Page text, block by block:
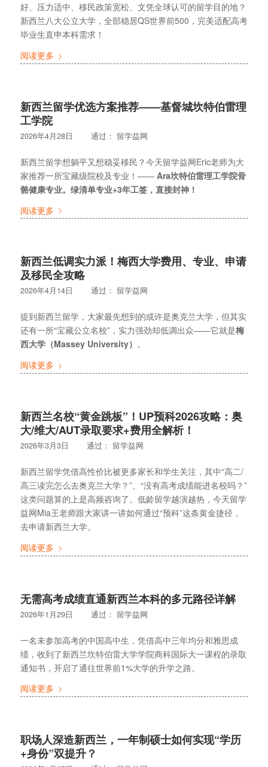
好、压力适中、移民政策宽松、文凭全球认可的留学目的地？
新西兰八大公立大学，全部稳居QS世界前500，完美适配高考
毕业生直申本科需求！
阅读更多
新西兰留学优选方案推荐——基督城坎特伯雷理
工学院
2026年4月28日 通过： 留学益网
新西兰留学想躺平又想稳妥移民？今天留学益网Eric老师为大
家推荐一所宝藏级院校及专业！——Ara坎特伯雷理工学院骨
骼健康专业。绿清单专业+3年工签，直接封神！
阅读更多
新西兰低调实力派！梅西大学费用、专业、申请
及移民全攻略
2026年4月14日 通过： 留学益网
提到新西兰留学，大家最先想到的或许是奥克兰大学，但其实
还有一所“宝藏公立名校”，实力强劲却低调出众——它就是梅
西大学（Massey University） 。
阅读更多
新西兰名校“黄金跳板”！UP预科2026攻略：奥
大/维大/AUT录取要求+费用全解析！
2026年3月3日 通过： 留学益网
新西兰留学凭借高性价比被更多家长和学生关注，其中“高二/
高三读完怎么去奥克兰大学？”、“没有高考成绩能进名校吗？”
这类问题算的上是高频咨询了。低龄留学越演越热，今天留学
益网Mia王老师跟大家讲一讲如何通过“预科”这条黄金捷径，
去申请新西兰大学。
阅读更多
无需高考成绩直通新西兰本科的多元路径详解
2026年1月29日 通过： 留学益网
一名未参加高考的中国高中生，凭借高中三年均分和雅思成
绩，收到了新西兰坎特伯雷大学学院商科国际大一课程的录取
通知书，开启了通往世界前1%大学的升学之路。
阅读更多
职场人深造新西兰，一年制硕士如何实现“学历
+身份”双提升？